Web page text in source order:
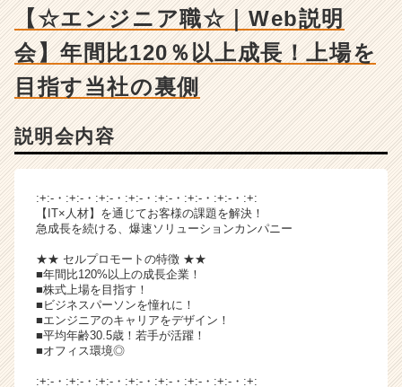
長
企
業
か
ら
届
く
就
活
サ
ト
チ
【☆エンジニア職☆｜Web説明
会】年間比120％以上成長！上場を
目指す当社の裏側
説明会内容
:+:-・:+:-・:+:-・:+:-・:+:-・:+:-・:+:-・:+:
【IT×人材】を通じてお客様の課題を解決！
急成長を続ける、爆速ソリューションカンパニー
★★ セルプロモートの特徴 ★★
■年間比120%以上の成長企業！
■株式上場を目指す！
■ビジネスパーソンを憧れに！
■エンジニアのキャリアをデザイン！
■平均年齢30.5歳！若手が活躍！
■オフィス環境◎
:+:-・:+:-・:+:-・:+:-・:+:-・:+:-・:+:-・:+: